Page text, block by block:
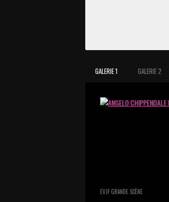
GALERIE 1 GALERIE 2
EVJF GRANDE SCÈNE